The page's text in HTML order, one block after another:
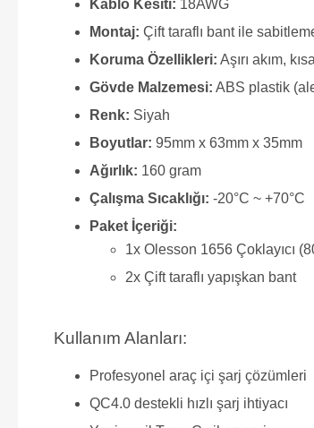
Kablo Kesiti: 18AWG
Montaj: Çift taraflı bant ile
Koruma Özellikleri: Aşırı akım,
Gövde Malzemesi: ABS plastik
Renk: Siyah
Boyutlar: 95mm x 63mm x 35mm
Ağırlık: 160 gram
Çalışma Sıcaklığı: -20°C ~ +70°C
Paket İçeriği:
1x Olesson 1656 Çoklayıcı
2x Çift taraflı yapışkan bant
Kullanım Alanları:
Profesyonel araç içi şarj çözümleri
QC4.0 destekli hızlı şarj ihtiyacı